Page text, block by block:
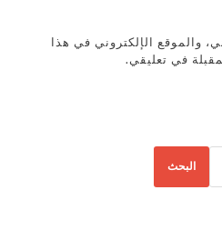
والموقع الإلكتروني في هذا
في تعليقي.
البحث